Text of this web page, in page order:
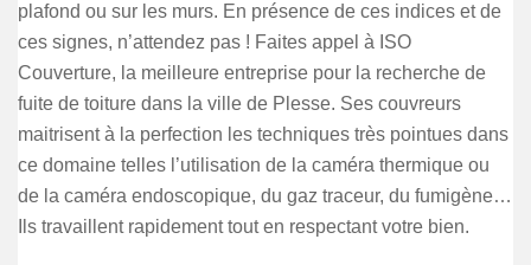
plafond ou sur les murs. En présence de ces indices et de
ces signes, n’attendez pas ! Faites appel à ISO
Couverture, la meilleure entreprise pour la recherche de
fuite de toiture dans la ville de Plesse. Ses couvreurs
maitrisent à la perfection les techniques très pointues dans
ce domaine telles l’utilisation de la caméra thermique ou
de la caméra endoscopique, du gaz traceur, du fumigène…
Ils travaillent rapidement tout en respectant votre bien.